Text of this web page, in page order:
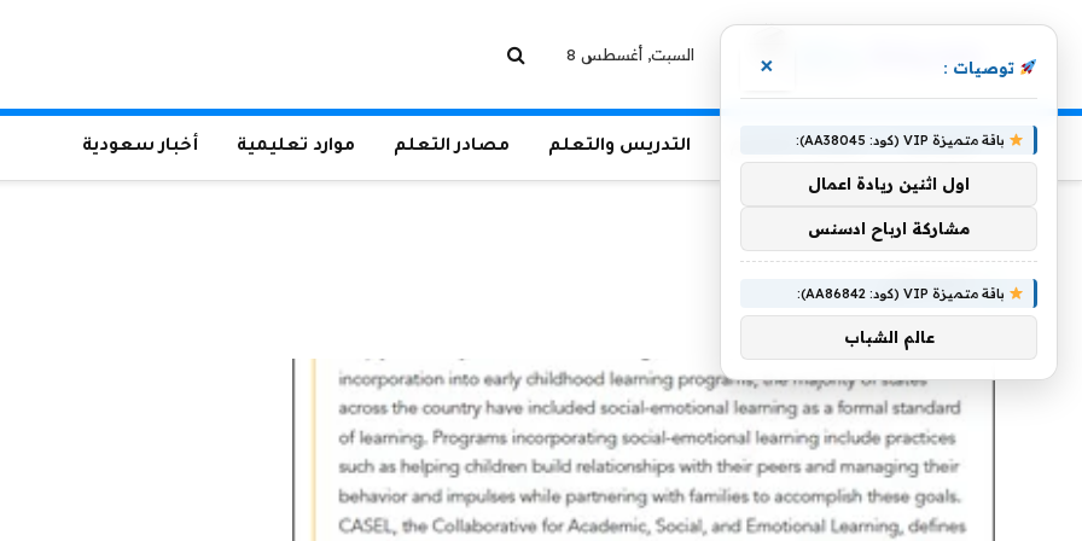
السبت, أغسطس 8
الرئيسية منوعات التعليم التدريس والتعلم مصادر التعلم موارد تعليمية أخبار سعودية
العاطفي
توصيات : ×
باقة متميزة VIP (كود: AA38045):
اول اثنين ريادة اعمال
مشاركة ارباح ادسنس
باقة متميزة VIP (كود: AA86842):
عالم الشباب